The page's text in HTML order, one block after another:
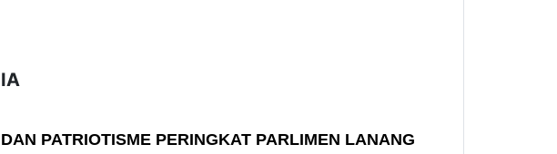
PATRIOTISME PERINGKAT PARLIMEN LANANG